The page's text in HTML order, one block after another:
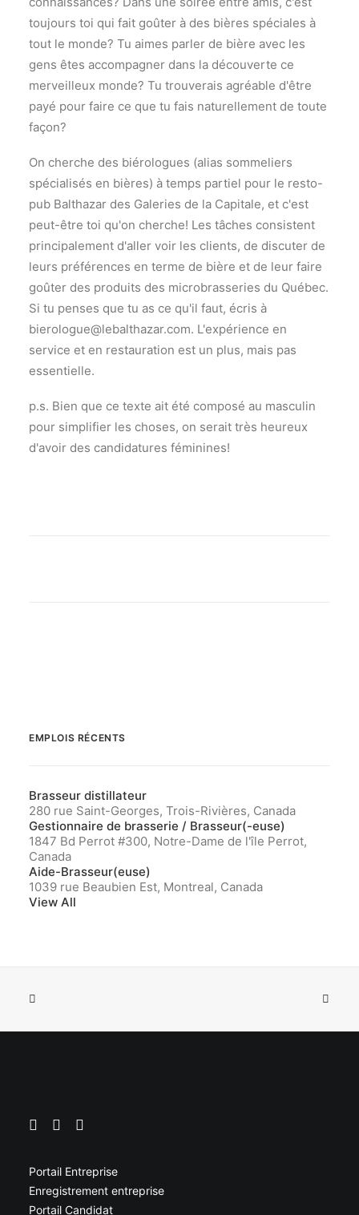
toujours toi qui fait goûter à des bières spéciales à
tout le monde? Tu aimes parler de bière avec les
gens êtes accompagner dans la découverte ce
merveilleux monde? Tu trouverais agréable d'être
payé pour faire ce que tu fais naturellement de toute
façon?
On cherche des biérologues (alias sommeliers
spécialisés en bières) à temps partiel pour le resto-
pub Balthazar des Galeries de la Capitale, et c'est
peut-être toi qu'on cherche! Les tâches consistent
principalement d'aller voir les clients, de discuter de
leurs préférences en terme de bière et de leur faire
goûter des produits des microbrasseries du Québec.
Si tu penses que tu as ce qu'il faut, écris à
bierologue@lebalthazar.com. L'expérience en
service et en restauration est un plus, mais pas
essentielle.
p.s. Bien que ce texte ait été composé au masculin
pour simplifier les choses, on serait très heureux
d'avoir des candidatures féminines!
EMPLOIS RÉCENTS
Brasseur distillateur
280 rue Saint-Georges, Trois-Rivières, Canada
Gestionnaire de brasserie / Brasseur(-euse)
1847 Bd Perrot #300, Notre-Dame de l'île Perrot,
Canada
Aide-Brasseur(euse)
1039 rue Beaubien Est, Montreal, Canada
View All
Portail Entreprise
Enregistrement entreprise
Portail Candidat